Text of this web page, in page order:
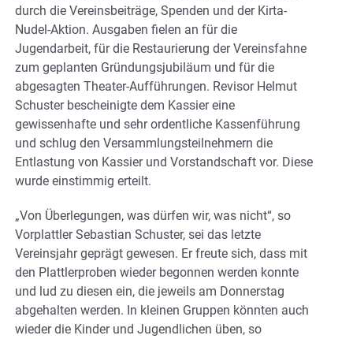
durch die Vereinsbeiträge, Spenden und der Kirta-
Nudel-Aktion. Ausgaben fielen an für die
Jugendarbeit, für die Restaurierung der Vereinsfahne
zum geplanten Gründungsjubiläum und für die
abgesagten Theater-Aufführungen. Revisor Helmut
Schuster bescheinigte dem Kassier eine
gewissenhafte und sehr ordentliche Kassenführung
und schlug den Versammlungsteilnehmern die
Entlastung von Kassier und Vorstandschaft vor. Diese
wurde einstimmig erteilt.
„Von Überlegungen, was dürfen wir, was nicht“, so
Vorplattler Sebastian Schuster, sei das letzte
Vereinsjahr geprägt gewesen. Er freute sich, dass mit
den Plattlerproben wieder begonnen werden konnte
und lud zu diesen ein, die jeweils am Donnerstag
abgehalten werden. In kleinen Gruppen könnten auch
wieder die Kinder und Jugendlichen üben, so